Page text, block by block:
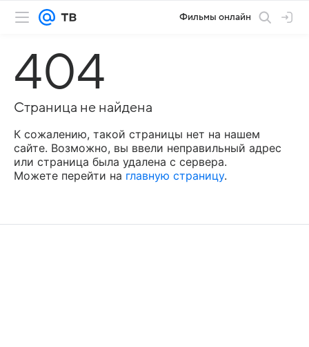
Фильмы онлайн
404
Страница не найдена
К сожалению, такой страницы нет на нашем
сайте. Возможно, вы ввели неправильный адрес
или страница была удалена с сервера.
Можете перейти на главную страницу.